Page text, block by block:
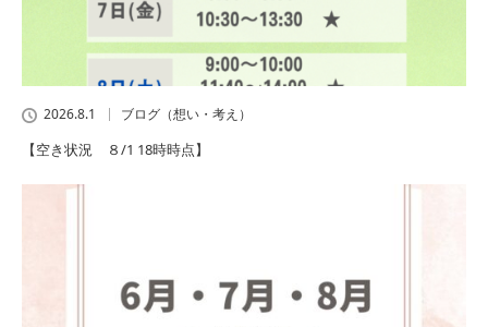
2026.8.1 ブログ（想い・考え）
【空き状況 ８/1 18時時点】